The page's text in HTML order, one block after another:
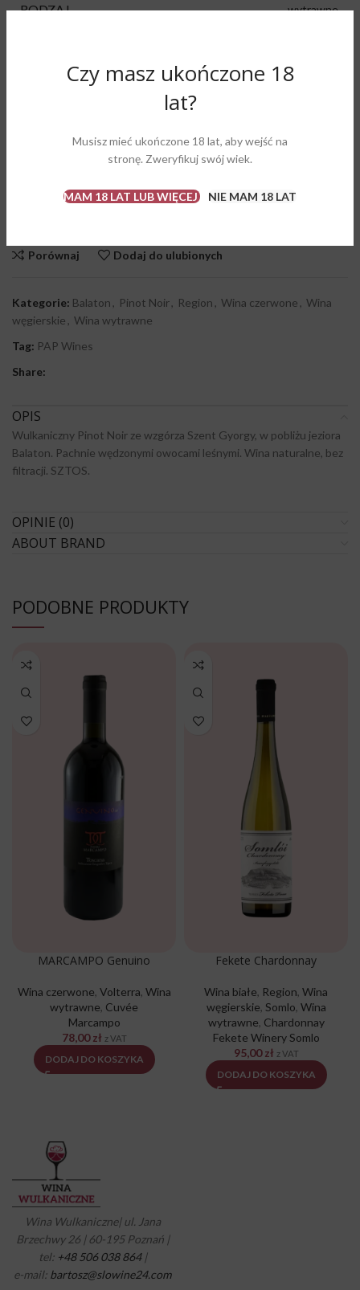
Czy masz ukończone 18
lat?
Musisz mieć ukończone 18 lat, aby wejść na
stronę. Zweryfikuj swój wiek.
MAM 18 LAT LUB WIĘCEJ NIE MAM 18 LAT
RODZAJ wytrawne
czerwona porzeczka, marcepan, ściółka leśna,
Porównaj Dodaj do ulubionych
Kategorie: Balaton , Pinot Noir, Region , Wina czerwone , Wina
węgierskie , Wina wytrawne
Tag: PAP Wines
Share:
OPIS
Wulkaniczny Pinot Noir ze wzgórza Szent Gyorgy, w pobliżu jeziora
Balaton. Pachnie wędzonymi owocami leśnymi. Wina naturalne, bez
filtracji. SZTOS.
OPINIE (0)
ABOUT BRAND
PODOBNE PRODUKTY
MARCAMPO Genuino
Wina czerwone, Volterra, Wina
wytrawne, Cuvée
Marcampo
78,00zł z VAT
DODAJ DO KOSZYKA
Fekete Chardonnay
Wina białe, Region, Wina
węgierskie, Somlo, Wina
wytrawne, Chardonnay
Fekete Winery Somlo
95,00zł z VAT
DODAJ DO KOSZYKA
Wina Wulkaniczne| ul. Jana
Brzechwy 26 | 60-195 Poznań |
tel: +48 506 038 864|
e-mail: bartosz@slowine24.com